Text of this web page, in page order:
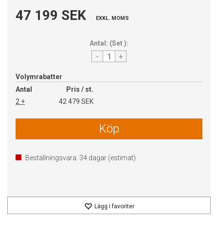
47 199 SEK EXKL. MOMS
Antal: (Set):
- +
Volymrabatter
Antal
Pris / st.
2 +
42 479 SEK
Köp
Beställningsvara. 34 dagar (estimat)
Lägg i favoriter